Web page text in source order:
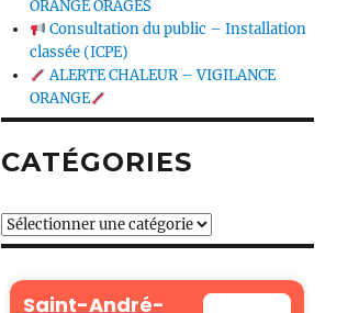
ORANGE ORAGES
Consultation du public – Installation
classée (ICPE)
ALERTE CHALEUR – VIGILANCE
ORANGE
CATÉGORIES
Catégories